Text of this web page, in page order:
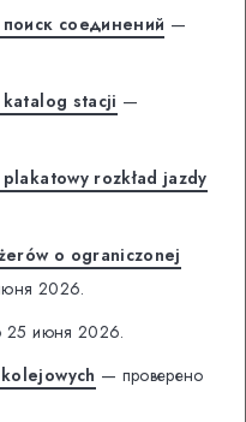
поиск соединений —
katalog stacji —
plakatowy rozkład jazdy
o ograniczonej
2026.
25 июня 2026.
— проверено